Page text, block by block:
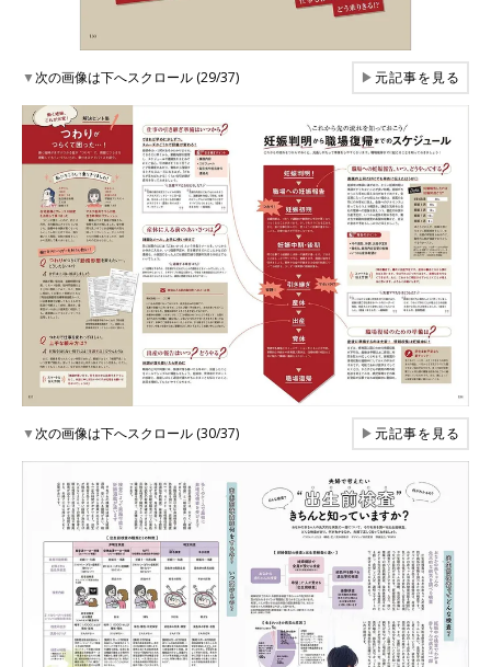
▼次の画像は下へスクロール (29/37) ▶元記事を見る
▼次の画像は下へスクロール (30/37) ▶元記事を見る